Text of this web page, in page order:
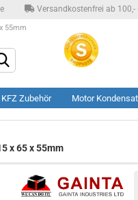
Versandkostenfrei ab 100,-
55mm
Produkt
KFZ Zubehör Motor
x 65 x 55mm